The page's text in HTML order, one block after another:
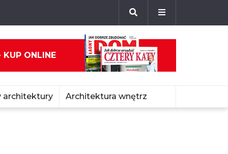
KUP ONLINE
architektury Architektura wnętrz